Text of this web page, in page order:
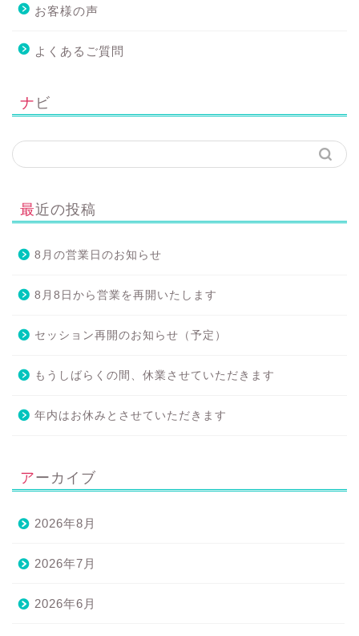
お客様の声
よくあるご質問
ナビ
最近の投稿
8月の営業日のお知らせ
8月8日から営業を再開いたします
セッション再開のお知らせ（予定）
もうしばらくの間、休業させていただきます
年内はお休みとさせていただきます
アーカイブ
2026年8月
2026年7月
2026年6月